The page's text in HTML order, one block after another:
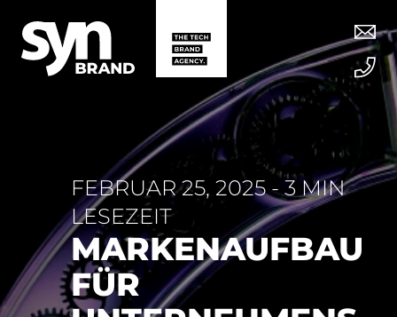
FEBRUAR 25, 2025 - 3 MIN
LESEZEIT
MARKENAUFBAU
FÜR